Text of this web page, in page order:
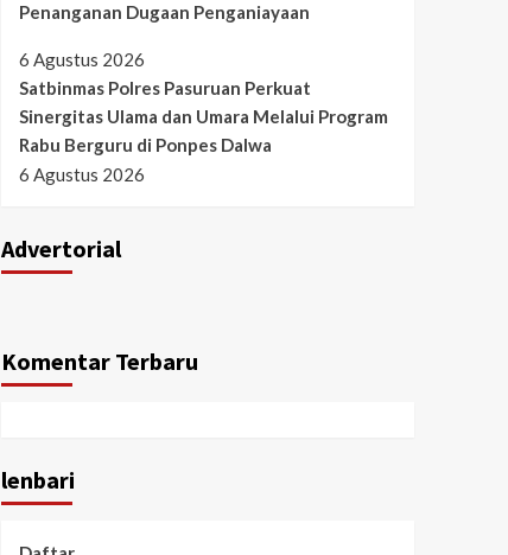
Penanganan Dugaan Penganiayaan
6 Agustus 2026
Satbinmas Polres Pasuruan Perkuat
Sinergitas Ulama dan Umara Melalui Program
Rabu Berguru di Ponpes Dalwa
6 Agustus 2026
Advertorial
Komentar Terbaru
lenbari